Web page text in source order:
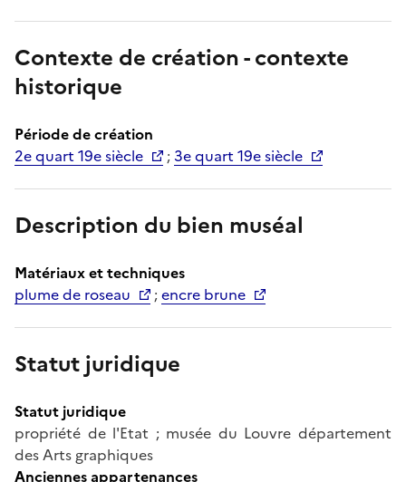
Contexte de création - contexte
historique
Période de création
2e quart 19e siècle
;3e quart 19e siècle
Description du bien muséal
Matériaux et techniques
plume de roseau
;encre brune
Statut juridique
Statut juridique
propriété de l'Etat ; musée du Louvre département
des Arts graphiques
Anciennes appartenances